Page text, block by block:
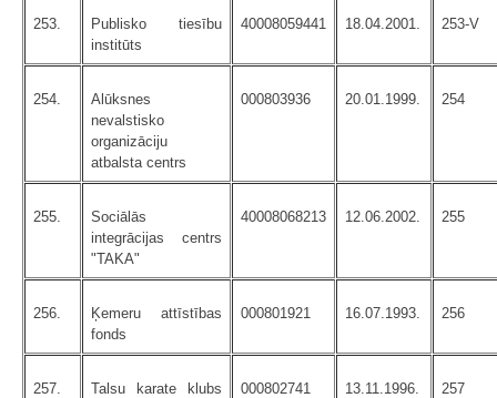
253.
Publisko tiesību
institūts
40008059441 18.04.2001. 253-V
254.
Alūksnes
nevalstisko
organizāciju
atbalsta centrs
000803936 20.01.1999. 254
255.
Sociālās
integrācijas centrs
"TAKA"
40008068213 12.06.2002. 255
256.
Ķemeru attīstības
fonds
000801921 16.07.1993. 256
257.
Talsu karate klubs
000802741 13.11.1996. 257